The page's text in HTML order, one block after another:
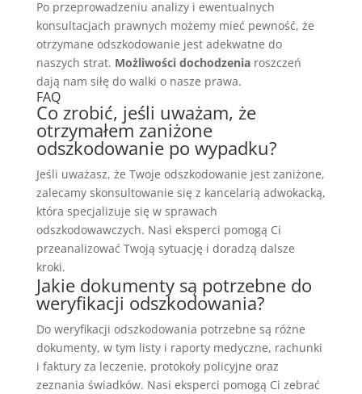
Po przeprowadzeniu analizy i ewentualnych
konsultacjach prawnych możemy mieć pewność, że
otrzymane odszkodowanie jest adekwatne do
naszych strat. Możliwości dochodzeniaroszczeń
dają nam siłę do walki o nasze prawa.
FAQ
Co zrobić, jeśli uważam, że
otrzymałem zaniżone
odszkodowanie po wypadku?
Jeśli uważasz, że Twoje odszkodowanie jest zaniżone,
zalecamy skonsultowanie się z kancelarią adwokacką,
która specjalizuje się w sprawach
odszkodowawczych. Nasi eksperci pomogą Ci
przeanalizować Twoją sytuację i doradzą dalsze
kroki.
Jakie dokumenty są potrzebne do
weryfikacji odszkodowania?
Do weryfikacji odszkodowania potrzebne są różne
dokumenty, w tym listy i raporty medyczne, rachunki
i faktury za leczenie, protokoły policyjne oraz
zeznania świadków. Nasi eksperci pomogą Ci zebrać